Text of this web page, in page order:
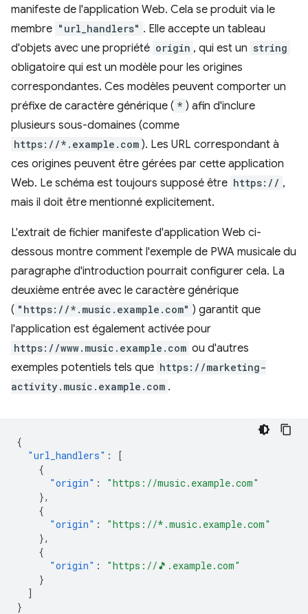
manifeste de l'application Web. Cela se produit via le
membre "url_handlers" . Elle accepte un tableau
d'objets avec une propriété origin , qui est un string
obligatoire qui est un modèle pour les origines
correspondantes. Ces modèles peuvent comporter un
préfixe de caractère générique ( * ) afin d'inclure
plusieurs sous-domaines (comme
https://*.example.com ). Les URL correspondant à
ces origines peuvent être gérées par cette application
Web. Le schéma est toujours supposé être https:// ,
mais il doit être mentionné explicitement.
L'extrait de fichier manifeste d'application Web ci-
dessous montre comment l'exemple de PWA musicale du
paragraphe d'introduction pourrait configurer cela. La
deuxième entrée avec le caractère générique
( "https://*.music.example.com" ) garantit que
l'application est également activée pour
https://www.music.example.com ou d'autres
exemples potentiels tels que https://marketing-
activity.music.example.com .
{
"url_handlers" :
[
{
"origin" :
"https://music.example.com"
},
{
"origin" :
"https://*.music.example.com"
},
{
"origin" :
"https://🎵.example.com"
}
]
}